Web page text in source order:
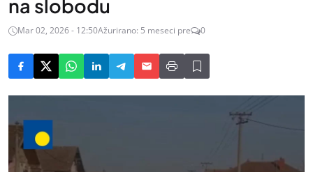
na slobodu
Mar 02, 2026 - 12:50Ažurirano: 5 meseci pre 0